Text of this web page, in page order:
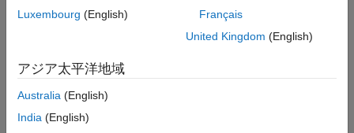
Luxembourg (English)
Français
United Kingdom (English)
アジア太平洋地域
Australia (English)
India (English)